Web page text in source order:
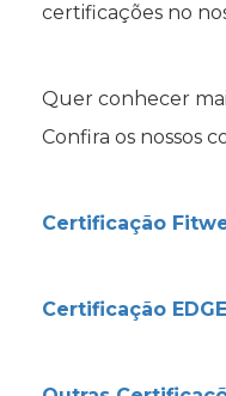
certificações no
Quer conhecer
Confira os nossos
Certificação
Certificação EDGE